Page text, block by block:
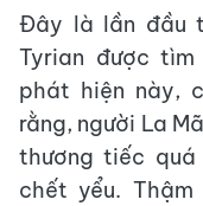
Đây là lần đầu
Tyrian được
phát hiện này,
rằng, người La
thương tiếc
chết yểu.